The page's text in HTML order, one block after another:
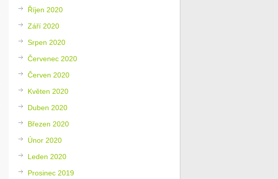
Říjen 2020
Září 2020
Srpen 2020
Červenec 2020
Červen 2020
Květen 2020
Duben 2020
Březen 2020
Únor 2020
Leden 2020
Prosinec 2019